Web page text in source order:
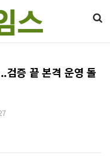
검증 끝 본격 운영 돌